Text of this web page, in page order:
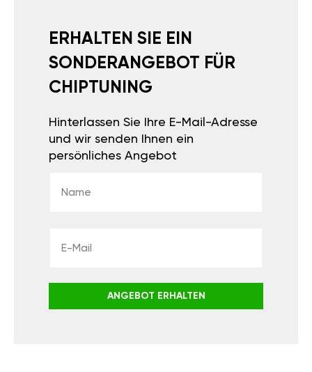
ERHALTEN SIE EIN
SONDERANGEBOT FÜR
CHIPTUNING
Hinterlassen Sie Ihre E-Mail-Adresse
und wir senden Ihnen ein
persönliches Angebot
ANGEBOT ERHALTEN